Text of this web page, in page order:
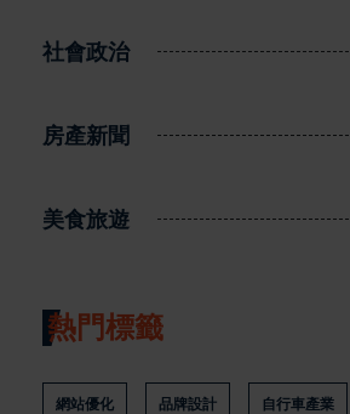
社會政治
房產新聞
美食旅遊
熱門標籤
網站優化 品牌設計 自行車產業